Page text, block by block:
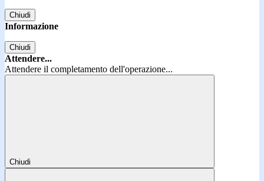
Chiudi
Informazione
Chiudi
Attendere...
Attendere il completamento dell'operazione...
Chiudi